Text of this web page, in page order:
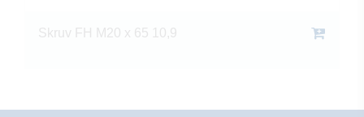
Skruv FH M20 x 65 10,9